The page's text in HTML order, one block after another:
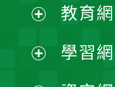
選
單
開
選
開
教育
學習